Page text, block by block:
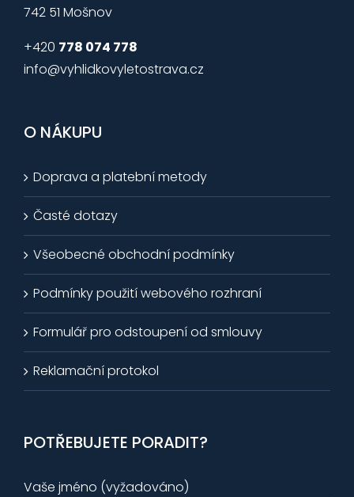
742 51 Mošnov
+420 778 074 778
info@vyhlidkovyletostrava.cz
O NÁKUPU
Doprava a platební metody
Časté dotazy
Všeobecné obchodní podmínky
Podmínky použití webového rozhraní
Formulář pro odstoupení od smlouvy
Reklamační protokol
POTŘEBUJETE PORADIT?
Vaše jméno (vyžadováno)